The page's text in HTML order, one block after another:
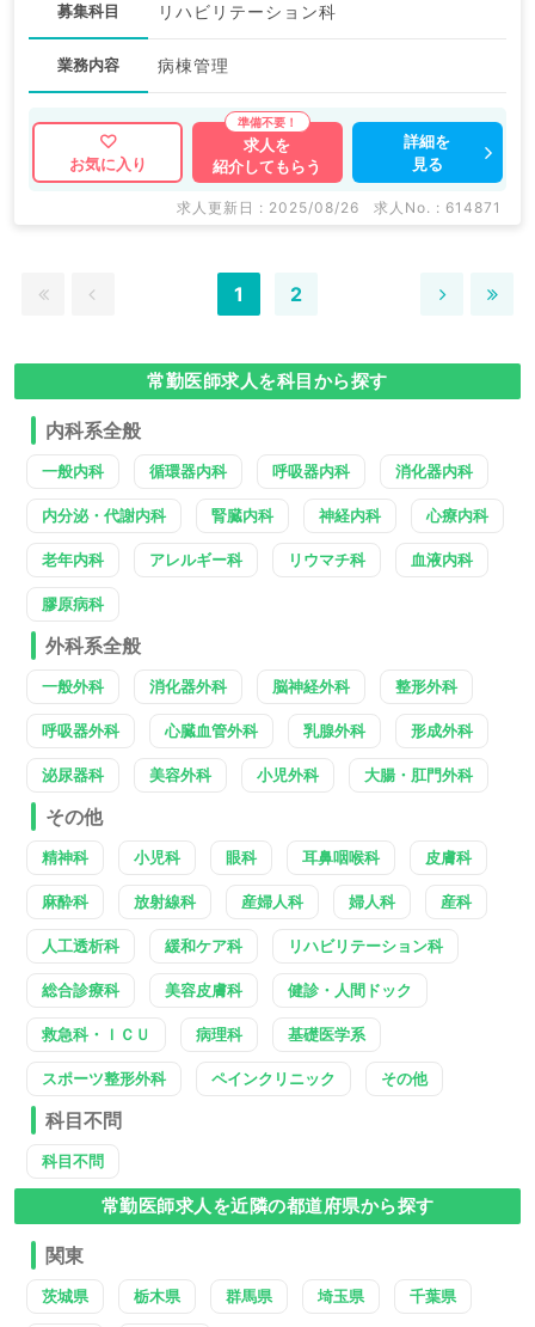
募集科目 リハビリテーション科
業務内容 病棟管理
お気に入り
求人を
紹介してもらう
詳細を
見る
求人更新日 : 2025/08/26 求人No. : 614871
1 2
常勤医師求人を科目から探す
内科系全般
一般内科 循環器内科 呼吸器内科 消化器内科
内分泌・代謝内科 腎臓内科 神経内科 心療内科
老年内科 アレルギー科 リウマチ科 血液内科
膠原病科
外科系全般
一般外科 消化器外科 脳神経外科 整形外科
呼吸器外科 心臓血管外科 乳腺外科 形成外科
泌尿器科 美容外科 小児外科 大腸・肛門外科
その他
精神科 小児科 眼科 耳鼻咽喉科 皮膚科
麻酔科 放射線科 産婦人科 婦人科 産科
人工透析科 緩和ケア科 リハビリテーション科
総合診療科 美容皮膚科 健診・人間ドック
救急科・ＩＣＵ 病理科 基礎医学系
スポーツ整形外科 ペインクリニック その他
科目不問
科目不問
常勤医師求人を近隣の都道府県から探す
関東
茨城県 栃木県 群馬県 埼玉県 千葉県